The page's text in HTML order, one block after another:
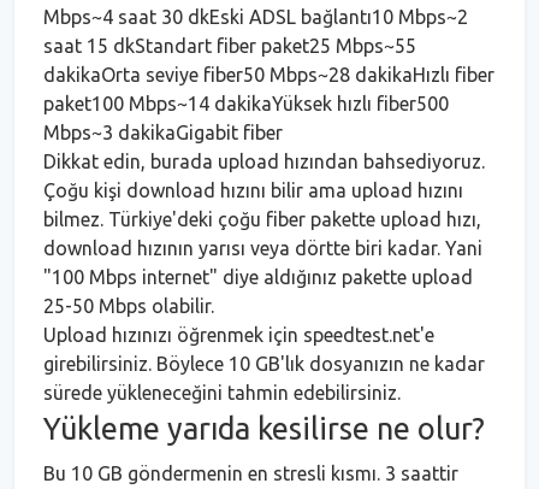
Mbps~4 saat 30 dkEski ADSL bağlantı10 Mbps~2
saat 15 dkStandart fiber paket25 Mbps~55
dakikaOrta seviye fiber50 Mbps~28 dakikaHızlı fiber
paket100 Mbps~14 dakikaYüksek hızlı fiber500
Mbps~3 dakikaGigabit fiber
Dikkat edin, burada upload hızından bahsediyoruz.
Çoğu kişi download hızını bilir ama upload hızını
bilmez. Türkiye'deki çoğu fiber pakette upload hızı,
download hızının yarısı veya dörtte biri kadar. Yani
"100 Mbps internet" diye aldığınız pakette upload
25-50 Mbps olabilir.
Upload hızınızı öğrenmek için speedtest.net'e
girebilirsiniz. Böylece 10 GB'lık dosyanızın ne kadar
sürede yükleneceğini tahmin edebilirsiniz.
Yükleme yarıda kesilirse ne olur?
Bu 10 GB göndermenin en stresli kısmı. 3 saattir